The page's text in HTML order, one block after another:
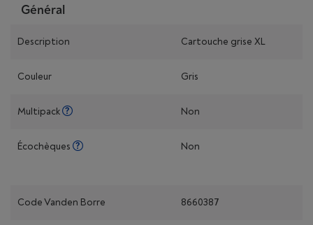
Général
Description Cartouche grise XL
Couleur Gris
Multipack Non
Écochèques Non
Code Vanden Borre 8660387